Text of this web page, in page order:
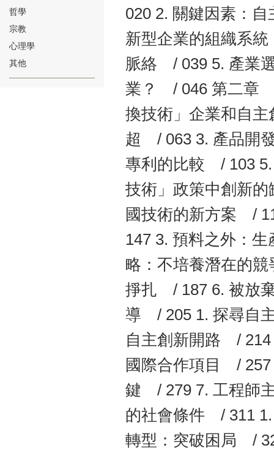
哲學
宗教
心理學
其他
020 2. 關鍵因素：
新型企業的組織系
脈絡 / 039 5. 產業
業？ / 046 第二章
換技術」企業和自
超 / 063 3. 產品開
專利的比較 / 103
技術」政策中創新
國技術的新方案 /
147 3. 預料之外：
略：不培養潛在的
掙扎 / 187 6. 被放
導 / 205 1. 探尋自
自主創新開路 /
國際合作項目 /
鍵 / 279 7. 工程師
的社會條件 / 311
轉型：突破困局 /